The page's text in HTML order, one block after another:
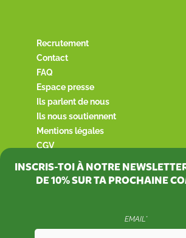
Recrutement
Contact
FAQ
Espace presse
Ils parlent de nous
Ils nous soutiennent
Mentions légales
CGV
INSCRIS-TOI À NOTRE
DE10%SUR TA PROCHAINE
EMAIL*